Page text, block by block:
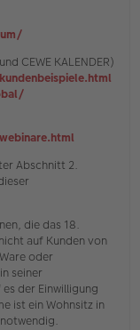
CEWE KALENDER)
Abschnitt 2.
die das 18.
auf Kunden von
oder
seiner
der Einwilligung
ist ein Wohnsitz in